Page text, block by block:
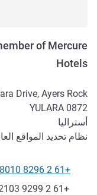
of Mercure
Hotels
Drive, Ayers Rock
0872
YULARA
أستراليا
نظام تحديد المواقع
الهاتف
+61 2 8296 8010
فاكس
+61 2 9299 2103